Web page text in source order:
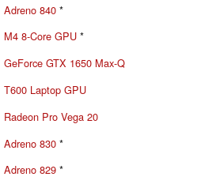
Adreno 840 *
M4 8-Core GPU *
GeForce GTX 1650 Max-Q
T600 Laptop GPU
Radeon Pro Vega 20
Adreno 830 *
Adreno 829 *